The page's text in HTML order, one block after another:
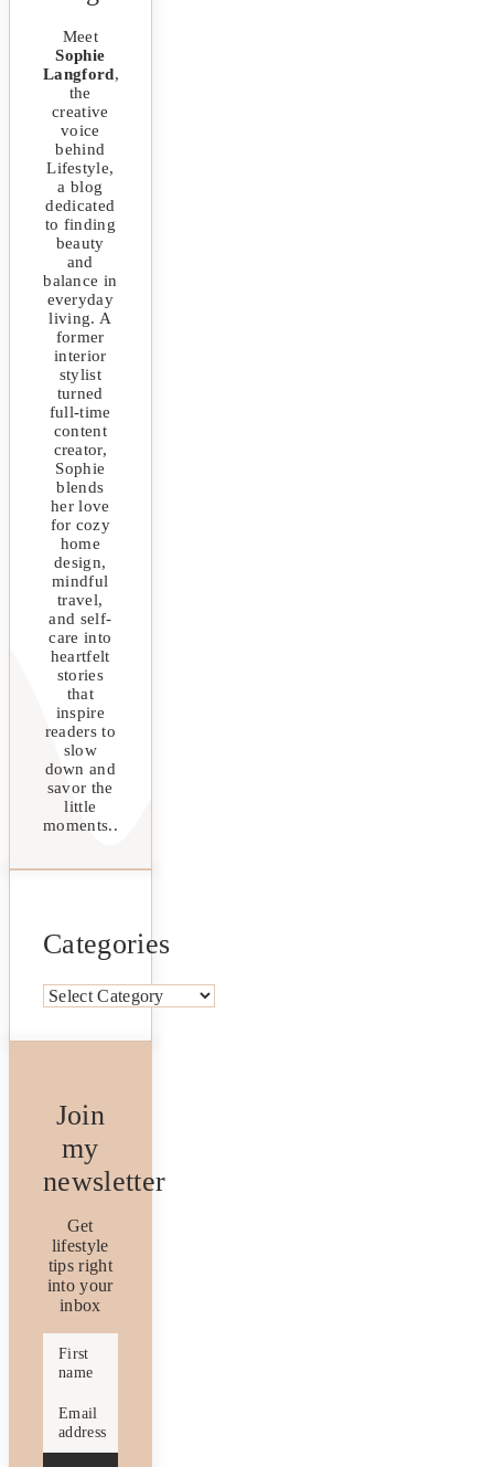
Meet
Sophie
Langford,
the
creative
voice
behind
Lifestyle,
a blog
dedicated
to finding
beauty
and
balance in
everyday
living. A
former
interior
stylist
turned
full-time
content
creator,
Sophie
blends
her love
for cozy
home
design,
mindful
travel,
and self-
care into
heartfelt
stories
that
inspire
readers to
slow
down and
savor the
little
moments..
Categories
Categories
Join
my
newsletter
Get
lifestyle
tips right
into your
inbox
First
name
Email
address